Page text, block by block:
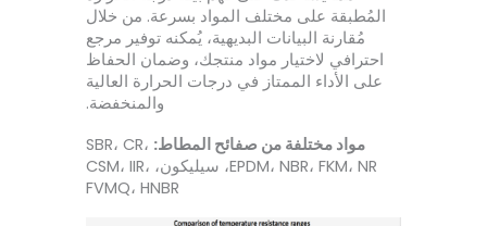
المُطبقة على مختلف المواد بسرعة. من خلال
مُقارنة البيانات البديهية، يُمكنه توفير مرجع
احترافي لاختيار مواد منتجك، وضمان الحفاظ
على الأداء الممتاز في درجات الحرارة العالية
والمنخفضة.
مواد مختلفة من صفائح المطاط: SBR، CR،
EPDM، NBR، FKM، NR، سيليكون، CSM، IIR،
FVMQ، HNBR